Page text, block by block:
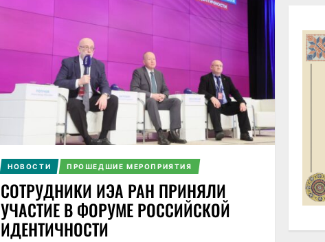
НОВОСТИ ПРОШЕДШИЕ МЕРОПРИЯТИЯ
СОТРУДНИКИ ИЭА РАН ПРИНЯЛИ
УЧАСТИЕ В ФОРУМЕ РОССИЙСКОЙ
ИДЕНТИЧНОСТИ